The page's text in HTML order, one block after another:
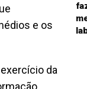
e os
da